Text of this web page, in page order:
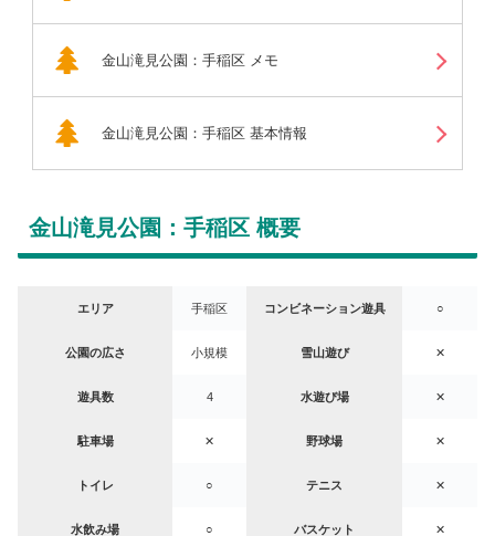
金山滝見公園：手稲区 メモ
金山滝見公園：手稲区 基本情報
金山滝見公園：手稲区 概要
エリア 手稲区 コンビネーション遊具 ○
公園の広さ 小規模 雪山遊び ✕
遊具数 4 水遊び場 ✕
駐車場 ✕ 野球場 ✕
トイレ ○ テニス ✕
水飲み場 ○ バスケット ✕